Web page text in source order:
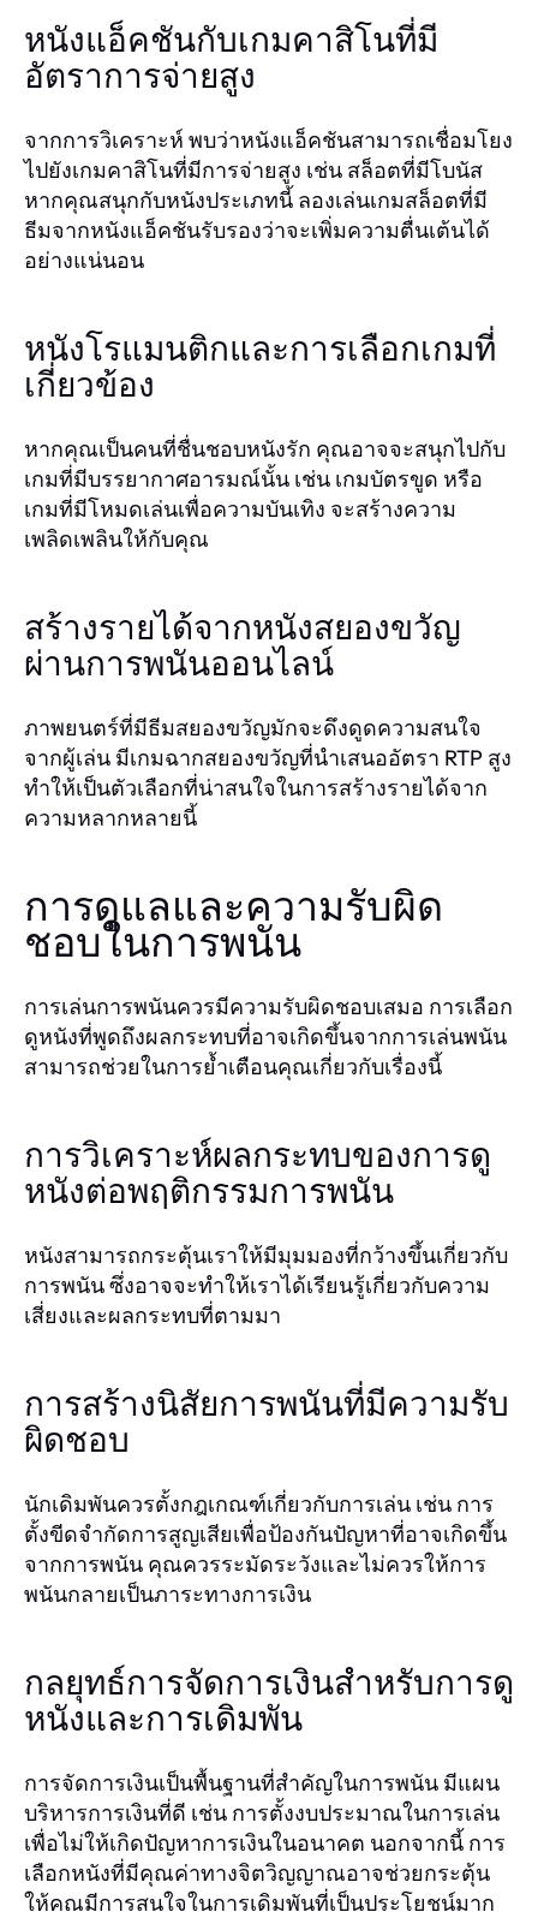
หนังแอ็คชันกับเกมคาสิโนที่มี
อัตราการจ่ายสูง
จากการวิเคราะห์ พบว่าหนังแอ็คชันสามารถเชื่อมโยง
ไปยังเกมคาสิโนที่มีการจ่ายสูง เช่น สล็อตที่มีโบนัส
หากคุณสนุกกับหนังประเภทนี้ ลองเล่นเกมสล็อตที่มี
ธีมจากหนังแอ็คชันรับรองว่าจะเพิ่มความตื่นเต้นได้
อย่างแน่นอน
หนังโรแมนติกและการเลือกเกมที่
เกี่ยวข้อง
หากคุณเป็นคนที่ชื่นชอบหนังรัก คุณอาจจะสนุกไปกับ
เกมที่มีบรรยากาศอารมณ์นั้น เช่น เกมบัตรขูด หรือ
เกมที่มีโหมดเล่นเพื่อความบันเทิง จะสร้างความ
เพลิดเพลินให้กับคุณ
สร้างรายได้จากหนังสยองขวัญ
ผ่านการพนันออนไลน์
ภาพยนตร์ที่มีธีมสยองขวัญมักจะดึงดูดความสนใจ
จากผู้เล่น มีเกมฉากสยองขวัญที่นำเสนออัตรา RTP สูง
ทำให้เป็นตัวเลือกที่น่าสนใจในการสร้างรายได้จาก
ความหลากหลายนี้
การดูแลและความรับผิด
ชอบในการพนัน
การเล่นการพนันควรมีความรับผิดชอบเสมอ การเลือก
ดูหนังที่พูดถึงผลกระทบที่อาจเกิดขึ้นจากการเล่นพนัน
สามารถช่วยในการย้ำเตือนคุณเกี่ยวกับเรื่องนี้
การวิเคราะห์ผลกระทบของการดู
หนังต่อพฤติกรรมการพนัน
หนังสามารถกระตุ้นเราให้มีมุมมองที่กว้างขึ้นเกี่ยวกับ
การพนัน ซึ่งอาจจะทำให้เราได้เรียนรู้เกี่ยวกับความ
เสี่ยงและผลกระทบที่ตามมา
การสร้างนิสัยการพนันที่มีความรับ
ผิดชอบ
นักเดิมพันควรตั้งกฎเกณฑ์เกี่ยวกับการเล่น เช่น การ
ตั้งขีดจำกัดการสูญเสียเพื่อป้องกันปัญหาที่อาจเกิดขึ้น
จากการพนัน คุณควรระมัดระวังและไม่ควรให้การ
พนันกลายเป็นภาระทางการเงิน
กลยุทธ์การจัดการเงินสำหรับการดู
หนังและการเดิมพัน
การจัดการเงินเป็นพื้นฐานที่สำคัญในการพนัน มีแผน
บริหารการเงินที่ดี เช่น การตั้งงบประมาณในการเล่น
เพื่อไม่ให้เกิดปัญหาการเงินในอนาคต นอกจากนี้ การ
เลือกหนังที่มีคุณค่าทางจิตวิญญาณอาจช่วยกระตุ้น
ให้คุณมีการสนใจในการเดิมพันที่เป็นประโยชน์มาก